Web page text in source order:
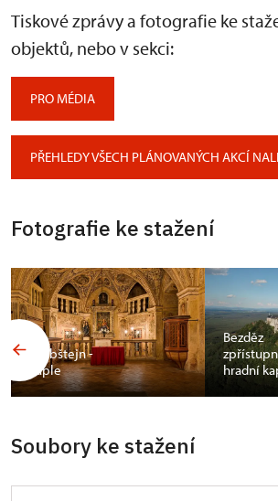
Tiskové zprávy a fotografie ke
objektů, nebo v sekci:
PRO MÉDIA
PŘEHLEDY VŠECH PLÁNOVANÝCH AKCÍ
Fotografie ke stažení
Grabštejn -
kaple
Bezděz
hradní
Soubory ke stažení